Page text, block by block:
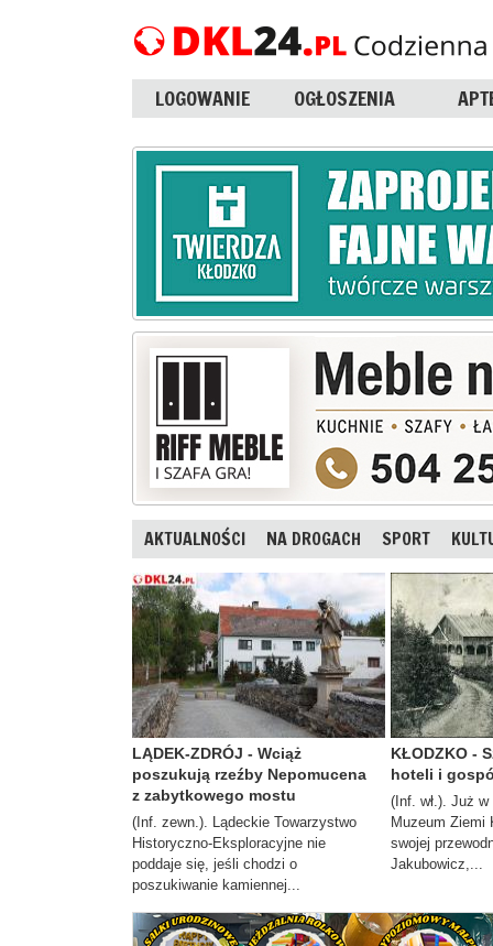
LOGOWANIE OGŁOSZENIA
AKTUALNOŚCI NA DROGACH SPORT
LĄDEK-ZDRÓJ - Wciąż
poszukują rzeźby Nepomucena
z zabytkowego mostu
(Inf. zewn.). Lądeckie Towarzystwo
Historyczno-Eksploracyjne nie
poddaje się, jeśli chodzi o
poszukiwanie kamiennej...
KŁODZKO -
hoteli i
(Inf. wł.). Już
Muzeum Ziemi
swojej
Jakubowicz,...